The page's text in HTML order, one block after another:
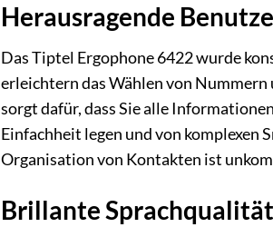
Herausragende
Das Tiptel Ergophone 6422 wurde
erleichtern das Wählen von
sorgt dafür, dass Sie alle
Einfachheit legen und von komplexen
Organisation von Kontakten ist
Brillante